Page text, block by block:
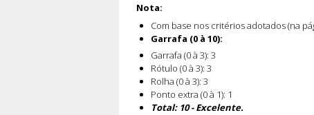
Nota:
Com base nos critérios adotados (na
Garrafa (0 à 10):
Garrafa (0 à 3): 3
Rótulo (0 à 3): 3
Rolha (0 à 3): 3
Ponto extra (0 à 1): 1
Total: 10 - Excelente.